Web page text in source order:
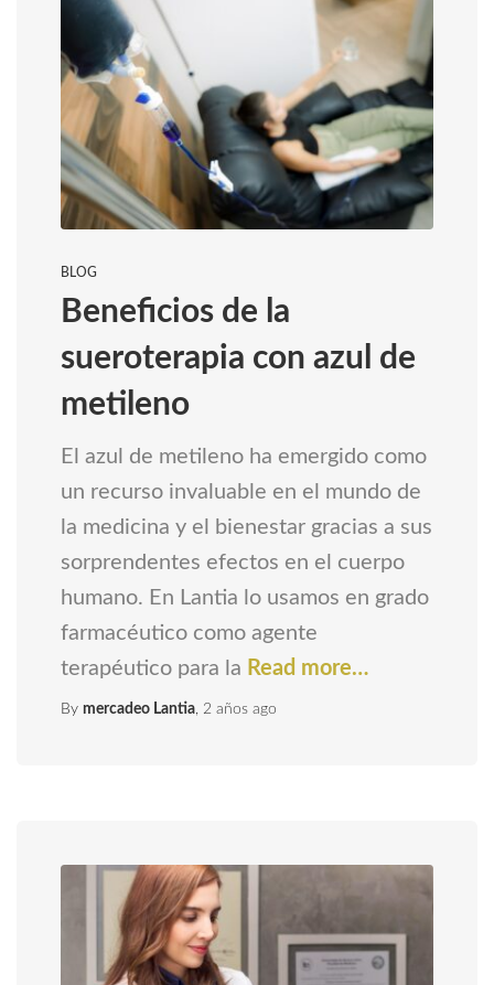
BLOG
Beneficios de la
sueroterapia con azul de
metileno
El azul de metileno ha emergido como
un recurso invaluable en el mundo de
la medicina y el bienestar gracias a sus
sorprendentes efectos en el cuerpo
humano. En Lantia lo usamos en grado
farmacéutico como agente
terapéutico para la Read more…
By mercadeo Lantia, 2 años ago